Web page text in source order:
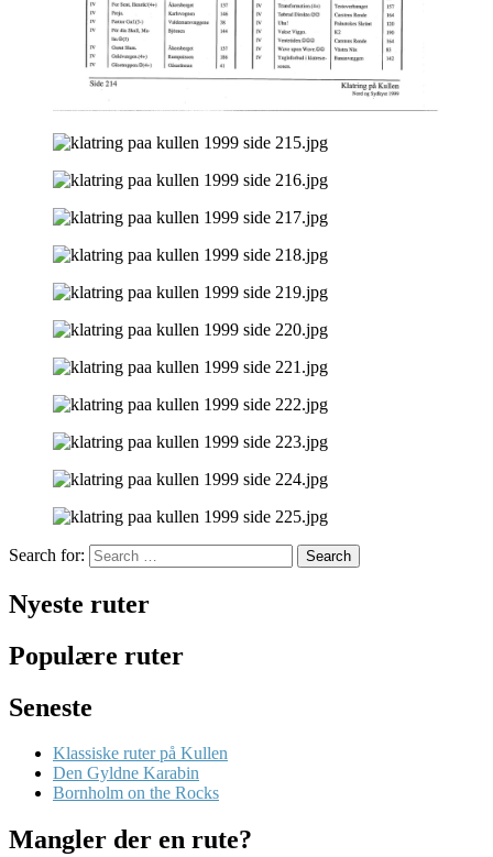
Search for: Search
Nyeste ruter
Populære ruter
Seneste
Klassiske ruter på Kullen
Den Gyldne Karabin
Bornholm on the Rocks
Mangler der en rute?